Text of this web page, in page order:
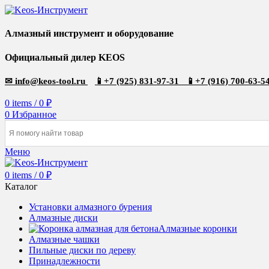
Алмазный инструмент и оборудование
Официальный дилер KEOS
✉ info@keos-tool.ru 📱 +7 (925) 831-97-31 📱 +7 (916) 700-63-
0 items / 0 ₽
0 Избранное
Меню
0 items / 0 ₽
Каталог
Установки алмазного бурения
Алмазные диски
Алмазные коронки
Алмазные чашки
Пильные диски по дереву
Принадлежности